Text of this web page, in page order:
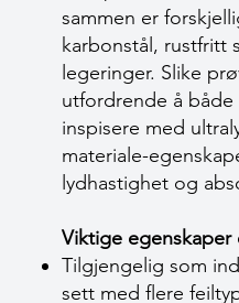
sammen er
karbonstål, rustfritt
legeringer. Slike
utfordrende å
inspisere med
materiale-
lydhastighet og
Viktige
Tilgjengelig som
sett med flere